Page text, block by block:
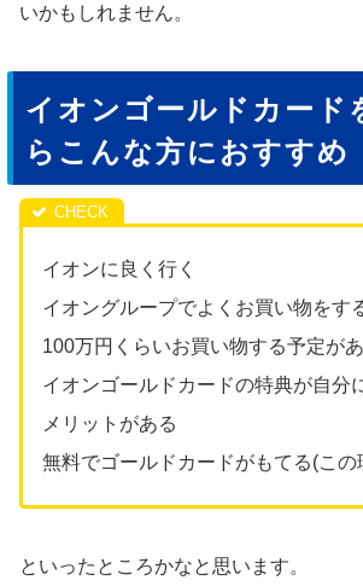
いかもしれません。
イオンゴールドカード
らこんな方におすすめ
イオンに良く行く
イオングループでよくお買い物をす
100万円くらいお買い物する予定が
イオンゴールドカードの特典が自分
メリットがある
無料でゴールドカードがもてる(この
といったところかなと思います。